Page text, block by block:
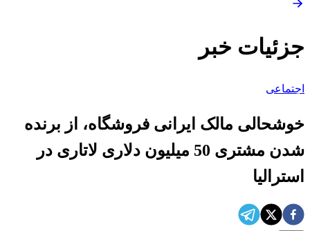
جزئیات خبر
اجتماعی
خوشحالی مالک ایرانی فروشگاه، از برنده
شدن مشتری 50 میلیون دلاری لاتاری در
استرالیا